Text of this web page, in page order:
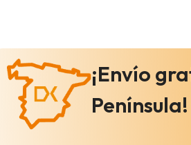
¡Envío
Península!